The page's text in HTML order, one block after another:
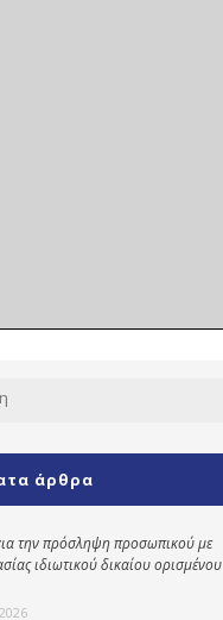
άρθρα
την πρόσληψη προσωπικού με
ιδιωτικού δικαίου ορισμένου